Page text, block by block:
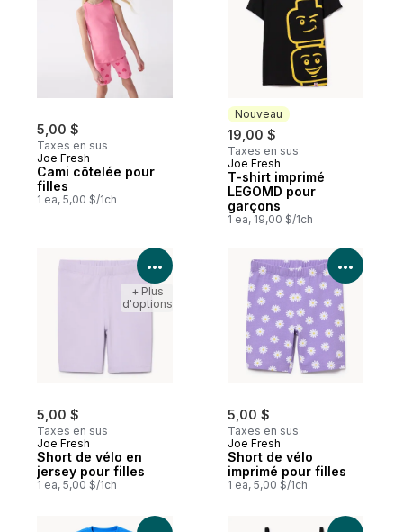
5,00 $
Taxes en sus
Joe Fresh
Cami côtelée pour
filles
1 ea, 5,00 $/1ch
Nouveau
19,00 $
Taxes en sus
Nouveau
Joe Fresh
T-shirt imprimé
LEGOMD pour
garçons
1 ea, 19,00 $/1ch
5,00 $
Taxes en sus
Joe Fresh
Short de vélo en
jersey pour filles
1 ea, 5,00 $/1ch
Voir les détails du produit
+ Plus
d'options
5,00 $
Taxes en sus
Joe Fresh
Short de vélo
imprimé pour filles
1 ea, 5,00 $/1ch
Voir